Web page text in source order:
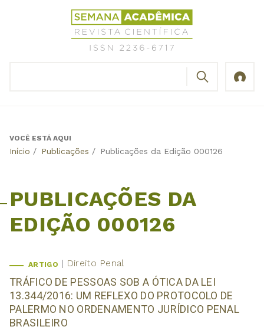
Revista
Científica
Semana
Back
VOCÊ ESTÁ AQUI
Início / Publicações / Publicações da Edição 000126
PUBLICAÇÕES DA
EDIÇÃO 000126
ARTIGO Direito Penal
TRÁFICO DE PESSOAS SOB A ÓTICA DA LEI
13.344/2016: UM REFLEXO DO PROTOCOLO DE
PALERMO NO ORDENAMENTO JURÍDICO PENAL
BRASILEIRO